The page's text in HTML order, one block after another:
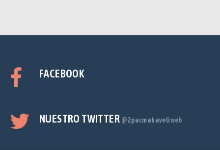
FACEBOOK
NUESTRO TWITTER @2pacmakaveliweb